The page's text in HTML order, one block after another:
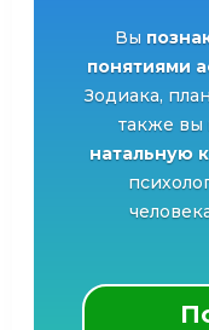
Вы
понятиями
Зодиака,
также вы
натальную